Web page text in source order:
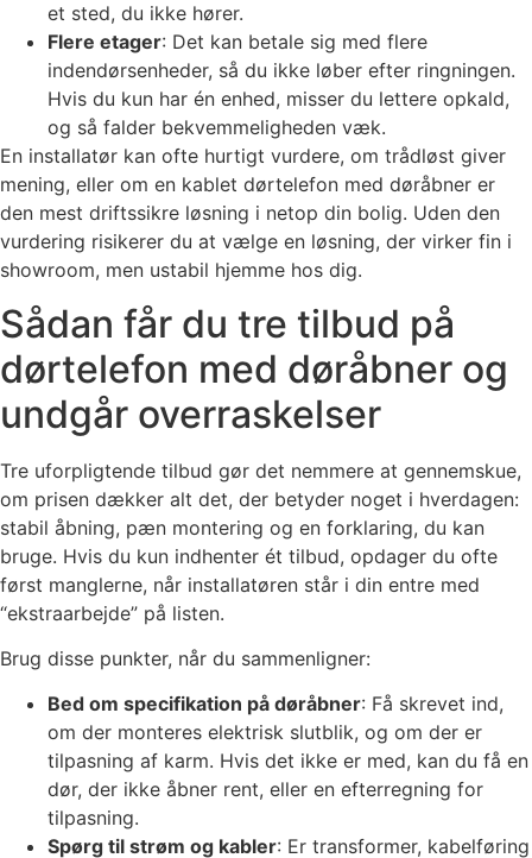
et sted, du ikke hører.
Flere etager: Det kan betale sig med flere
indendørsenheder, så du ikke løber efter ringningen.
Hvis du kun har én enhed, misser du lettere opkald,
og så falder bekvemmeligheden væk.
En installatør kan ofte hurtigt vurdere, om trådløst giver
mening, eller om en kablet dørtelefon med døråbner er
den mest driftssikre løsning i netop din bolig. Uden den
vurdering risikerer du at vælge en løsning, der virker fin i
showroom, men ustabil hjemme hos dig.
Sådan får du tre tilbud på
dørtelefon med døråbner og
undgår overraskelser
Tre uforpligtende tilbud gør det nemmere at gennemskue,
om prisen dækker alt det, der betyder noget i hverdagen:
stabil åbning, pæn montering og en forklaring, du kan
bruge. Hvis du kun indhenter ét tilbud, opdager du ofte
først manglerne, når installatøren står i din entre med
“ekstraarbejde” på listen.
Brug disse punkter, når du sammenligner:
Bed om specifikation på døråbner: Få skrevet ind,
om der monteres elektrisk slutblik, og om der er
tilpasning af karm. Hvis det ikke er med, kan du få en
dør, der ikke åbner rent, eller en efterregning for
tilpasning.
Spørg til strøm og kabler: Er transformer, kabelføring